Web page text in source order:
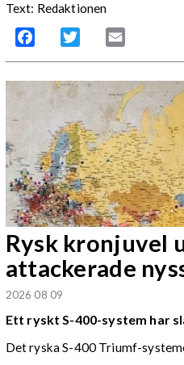
Text: Redaktionen
Facebook Twitter
Rysk kronjuvel
attackerade
2026 08 09
Ett ryskt S-400-system har
Det ryska S-400 Triumf-